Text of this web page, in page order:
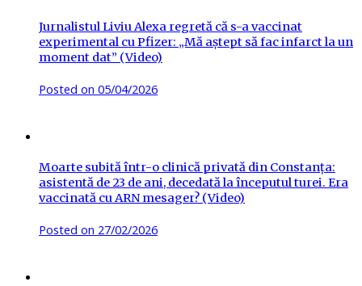
Jurnalistul Liviu Alexa regretă că s-a vaccinat
experimental cu Pfizer: „Mă aștept să fac infarct la un
moment dat” (Video)
Posted on 05/04/2026
Moarte subită într-o clinică privată din Constanța:
asistentă de 23 de ani, decedată la începutul turei. Era
vaccinată cu ARN mesager? (Video)
Posted on 27/02/2026